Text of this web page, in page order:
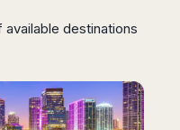
destinations